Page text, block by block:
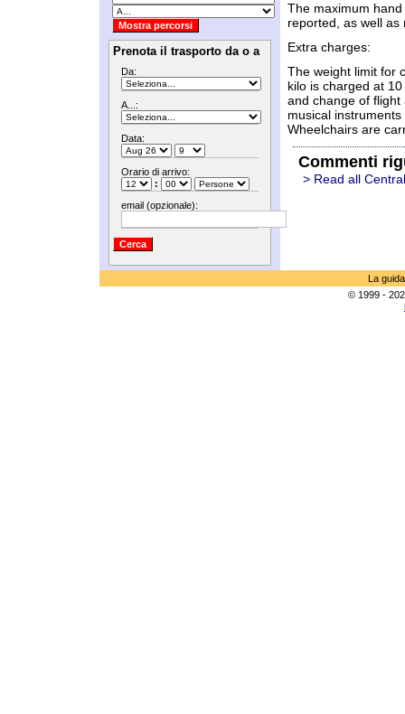
Prenota il trasporto da o a
Da:
A...:
Data:
Orario di arrivo:
:
email (opzionale):
The maximum
reported, as well as
Extra charges:
The weight limit for
kilo is charged at
and change of
musical
Wheelchairs are
Commenti
> Read all
La
© 1999 -